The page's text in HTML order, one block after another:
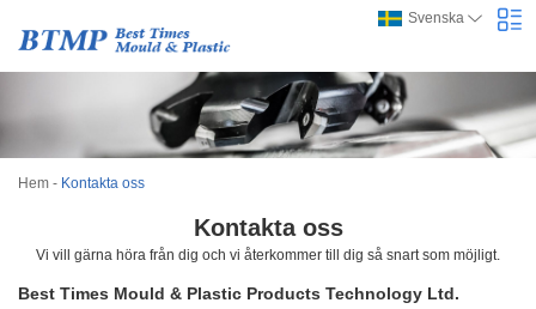
Svenska
Hem - Kontakta oss
Kontakta oss
Vi vill gärna höra från dig och vi återkommer till dig så snart som möjligt.
Best Times Mould & Plastic Products Technology Ltd.